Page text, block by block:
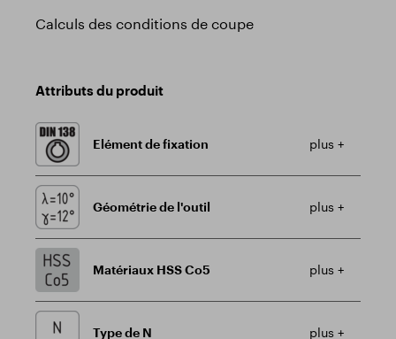
Calculs des conditions de coupe
Attributs du produit
Elément de fixation plus +
Géométrie de l'outil plus +
Matériaux HSS Co5 plus +
Type de N plus +